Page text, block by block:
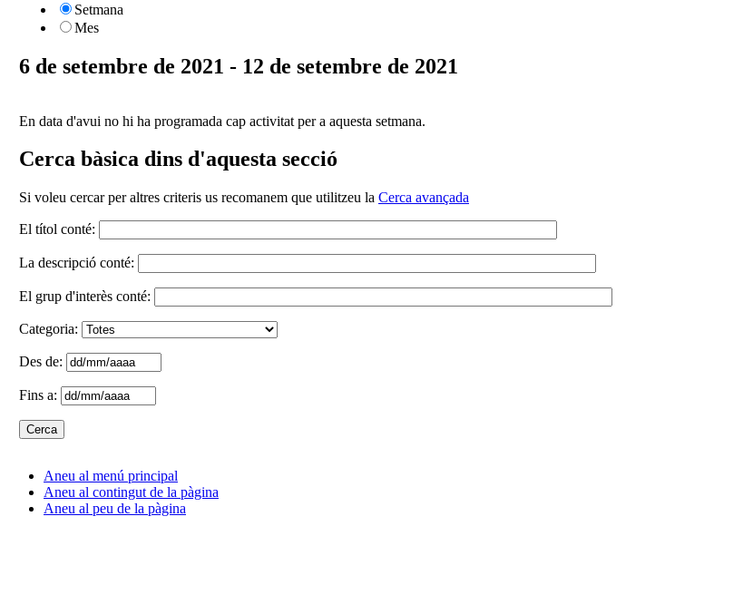
Setmana
Mes
6 de setembre de 2021 - 12 de setembre de 2021
En data d'avui no hi ha programada cap activitat per a aquesta setmana.
Cerca bàsica dins d'aquesta secció
Si voleu cercar per altres criteris us recomanem que utilitzeu la Cerca avançada
El títol conté:
La descripció conté:
El grup d'interès conté:
Categoria:
Des de:
Fins a:
Aneu al menú principal
Aneu al contingut de la pàgina
Aneu al peu de la pàgina